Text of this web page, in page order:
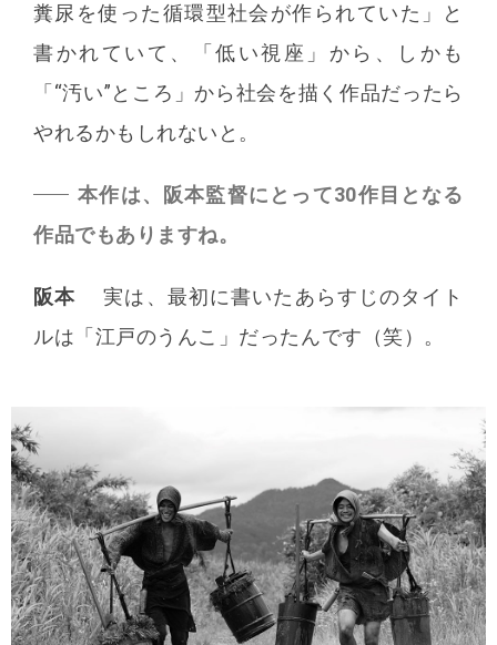
糞尿を使った循環型社会が作られていた」と
書かれていて、「低い視座」から、しかも
「“汚い”ところ」から社会を描く作品だったら
やれるかもしれないと。
本作は、阪本監督にとって30作目となる
作品でもありますね。
阪本
実は、最初に書いたあらすじのタイト
ルは「江戸のうんこ」だったんです（笑）。